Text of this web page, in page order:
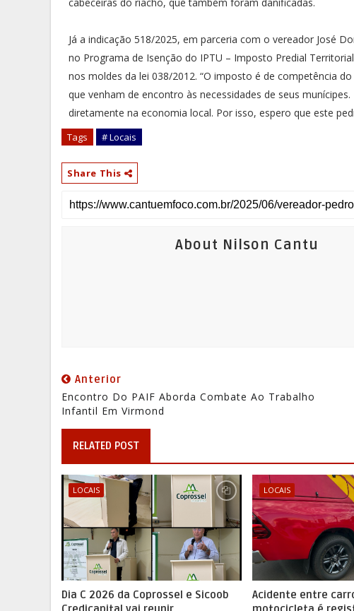
cabeceiras do riacho, que também foram danificadas.
Já a indicação 518/2025, em parceria com o vereador José
no Programa de Isenção do IPTU – Imposto Predial
nos moldes da lei 038/2012. “O imposto é de competência
que venham de encontro às necessidades de seus
diretamente na economia local. Por isso, espero que este
Tags # Locais
Share This
About Nilson Cantu
Anterior
Encontro Do PAIF Aborda Combate Ao Trabalho
Infantil Em Virmond
RELATED POST
LOCAIS
Dia C 2026 da Coprossel e Sicoob
LOCAIS
Acidente entre